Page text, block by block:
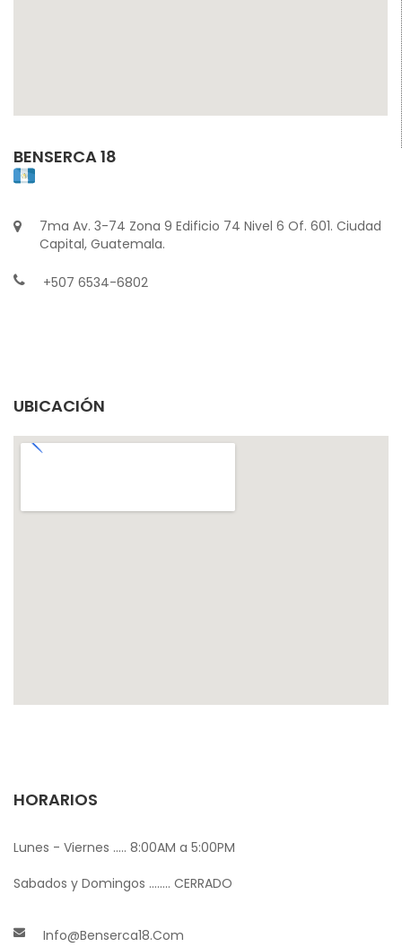
BENSERCA 18
7ma Av. 3-74 Zona 9 Edificio 74 Nivel 6 Of. 601. Ciudad
Capital, Guatemala.
+507 6534-6802
UBICACIÓN
HORARIOS
Lunes - Viernes ..... 8:00AM a 5:00PM
Sabados y Domingos ........ CERRADO
Info@benserca18.com